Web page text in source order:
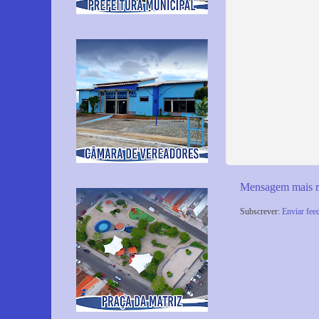
Mensagem mais
Subscrever: Enviar